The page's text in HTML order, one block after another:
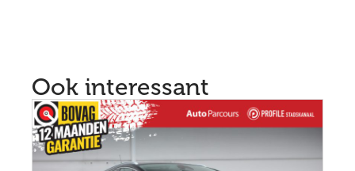
Ook interessant